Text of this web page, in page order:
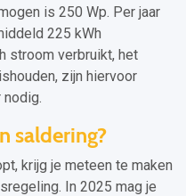
is 250 Wp. Per jaar
225 kWh
stroom verbruikt, het
zijn hiervoor
saldering?
krijg je meteen te maken
In 2025 mag je